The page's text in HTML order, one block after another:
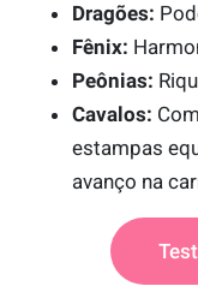
Dragões:
Fênix:
Peônias:
Cavalos:
estampas
avanço na